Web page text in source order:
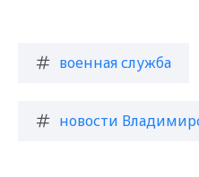
военная служба
новости